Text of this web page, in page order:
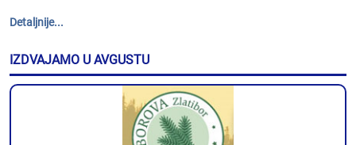
Detaljnije...
IZDVAJAMO U AVGUSTU